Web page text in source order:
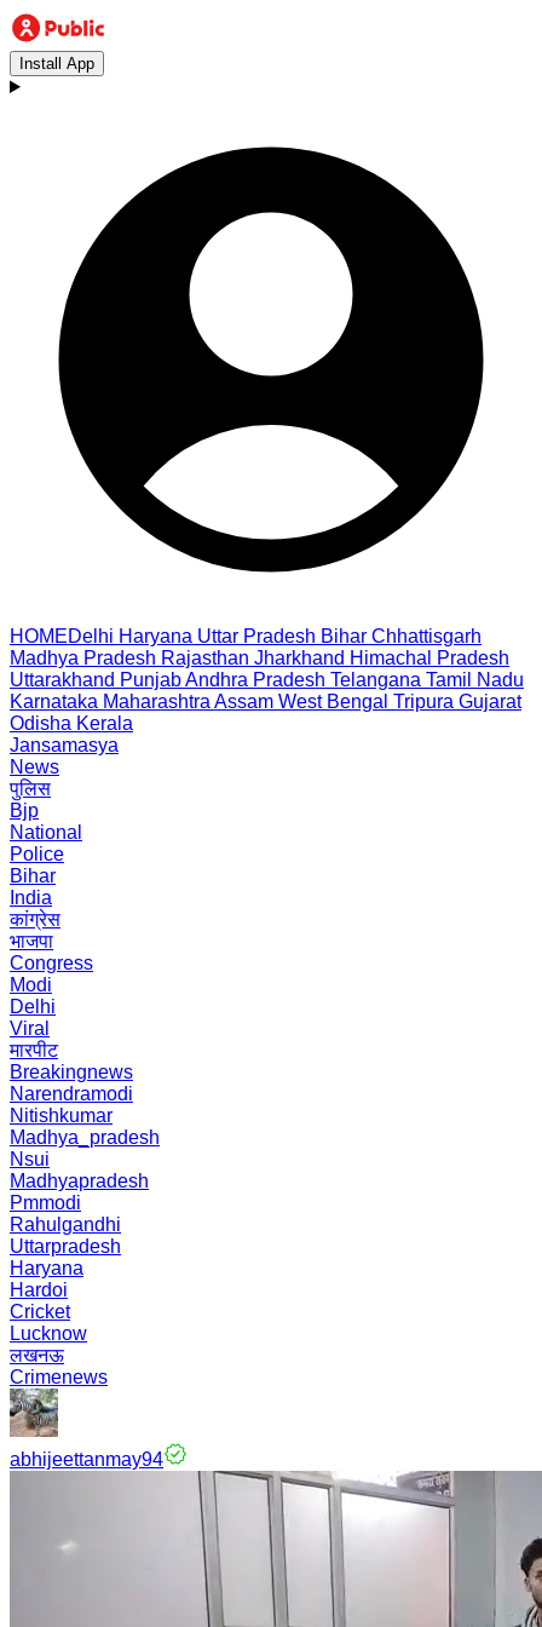
Install App
HOMEDelhi Haryana Uttar Pradesh Bihar Chhattisgarh
Madhya Pradesh Rajasthan Jharkhand Himachal Pradesh
Uttarakhand PunjabAndhra Pradesh Telangana Tamil Nadu
Karnataka Maharashtra Assam West Bengal Tripura Gujarat
Odisha Kerala
Jansamasya
News
पुलिस
Bjp
National
Police
Bihar
India
कांग्रेस
भाजपा
Congress
Modi
Delhi
Viral
मारपीट
Breakingnews
Narendramodi
Nitishkumar
Madhya_pradesh
Nsui
Madhyapradesh
Pmmodi
Rahulgandhi
Uttarpradesh
Haryana
Hardoi
Cricket
Lucknow
लखनऊ
Crimenews
abhijeettanmay94